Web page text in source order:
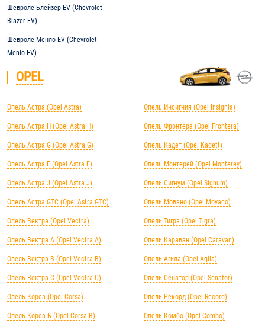
Шевроле Блейзер EV (Chevrolet
Blazer EV)
Шевроле Менло EV (Chevrolet
Menlo EV)
OPEL
Опель Астра (Opel Astra)
Опель Астра H (Opel Astra H)
Опель Астра G (Opel Astra G)
Опель Астра F (Opel Astra F)
Опель Астра J (Opel Astra J)
Опель Астра GTC (Opel Astra GTC)
Опель Вектра (Opel Vectra)
Опель Вектра А (Opel Vectra А)
Опель Вектра B (Opel Vectra B)
Опель Вектра C (Opel Vectra C)
Опель Корса (Opel Corsa)
Опель Корса Б (Opel Corsa B)
Опель Инсигния (Opel Insignia)
Опель Фронтера (Opel Frontera)
Опель Кадет (Opel Kadett)
Опель Монтерей (Opel Monterey)
Опель Сигнум (Opel Signum)
Опель Мовано (Opel Movano)
Опель Тигра (Opel Tigra)
Опель Караван (Opel Caravan)
Опель Агила (Opel Agila)
Опель Сенатор (Opel Senator)
Опель Рекорд (Opel Record)
Опель Комбо (Opel Combo)